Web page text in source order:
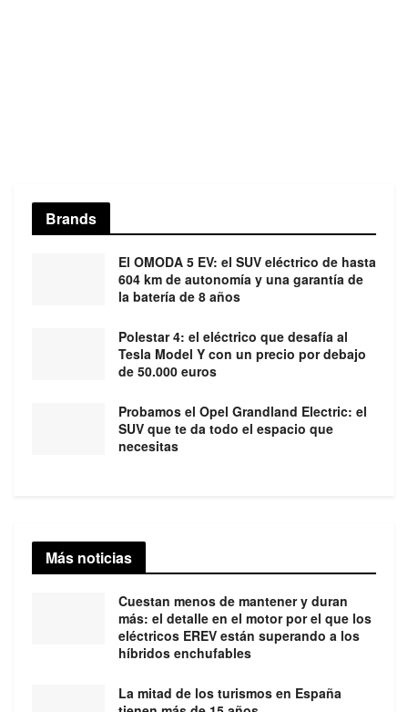
Brands
El OMODA 5 EV: el SUV eléctrico de hasta
604 km de autonomía y una garantía de
la batería de 8 años
Polestar 4: el eléctrico que desafía al
Tesla Model Y con un precio por debajo
de 50.000 euros
Probamos el Opel Grandland Electric: el
SUV que te da todo el espacio que
necesitas
Más noticias
Cuestan menos de mantener y duran
más: el detalle en el motor por el que los
eléctricos EREV están superando a los
híbridos enchufables
La mitad de los turismos en España